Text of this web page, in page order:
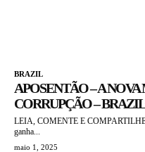
BRAZIL
APOSENTÃO – A
CORRUPÇÃO –
LEIA, COMENTE E
ganha...
maio 1, 2025